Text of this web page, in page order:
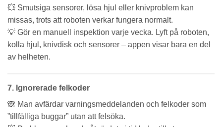
💥 Smutsiga sensorer, lösa hjul eller knivproblem kan
missas, trots att roboten verkar fungera normalt.
💡 Gör en manuell inspektion varje vecka. Lyft på roboten,
kolla hjul, knivdisk och sensorer – appen visar bara en del
av helheten.
7. Ignorerade felkoder
🙈 Man avfärdar varningsmeddelanden och felkoder som
”tillfälliga buggar” utan att felsöka.